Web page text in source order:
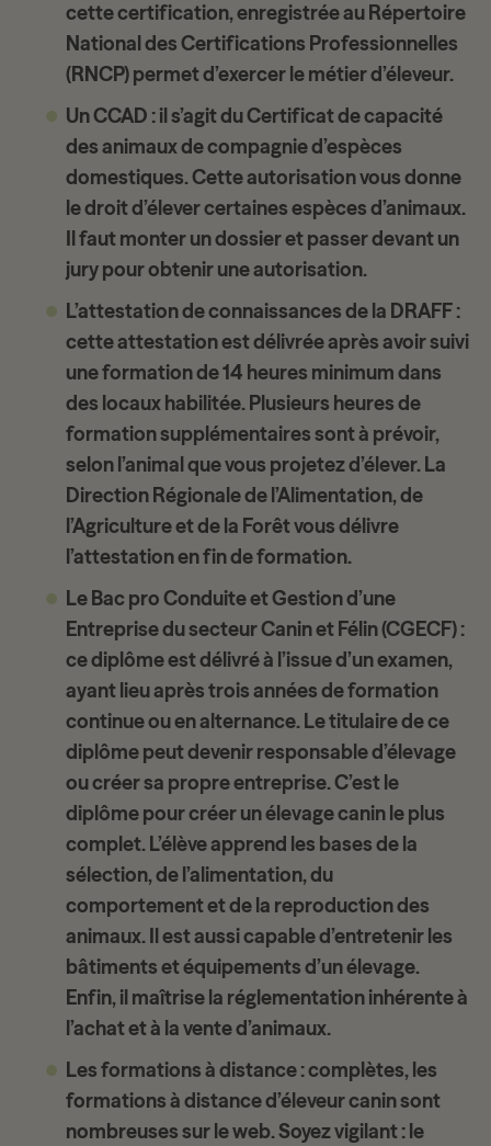
cette certification, enregistrée au Répertoire
National des Certifications Professionnelles
(RNCP) permet d’exercer le métier d’éleveur.
Un CCAD : il s’agit du Certificat de capacité
des animaux de compagnie d’espèces
domestiques. Cette autorisation vous donne
le droit d’élever certaines espèces d’animaux.
Il faut monter un dossier et passer devant un
jury pour obtenir une autorisation.
L’attestation de connaissances de la DRAFF:
cette attestation est délivrée après avoir suivi
une formation de 14 heures minimum dans
des locaux habilitée. Plusieurs heures de
formation supplémentaires sont à prévoir,
selon l’animal que vous projetez d’élever. La
Direction Régionale de l’Alimentation, de
l’Agriculture et de la Forêt vous délivre
l’attestation en fin de formation.
Le Bac pro Conduite et Gestion d’une
Entreprise du secteur Canin et Félin (CGECF):
ce diplôme est délivré à l’issue d’un examen,
ayant lieu après trois années de formation
continue ou en alternance. Le titulaire de ce
diplôme peut devenir responsable d’élevage
ou créer sa propre entreprise. C’est le
diplôme pour créer un élevage canin le plus
complet. L’élève apprend les bases de la
sélection, de l’alimentation, du
comportement et de la reproduction des
animaux. Il est aussi capable d’entretenir les
bâtiments et équipements d’un élevage.
Enfin, il maîtrise la réglementation inhérente à
l’achat et à la vente d’animaux.
Les formations à distance: complètes, les
formations à distance d’éleveur canin sont
nombreuses sur le web. Soyez vigilant : le